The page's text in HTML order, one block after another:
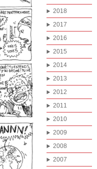
2018
2017
2016
2015
2014
2013
2012
2011
2010
2009
2008
2007